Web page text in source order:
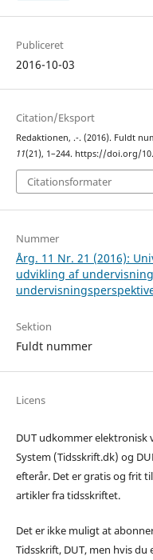
Publiceret
2016-10-03
Citation/Eksport
Redaktionen, .-. (2016). Fuldt
11(21), 1–244. https://doi.org/
Citationsformater
Nummer
Årg. 11 Nr. 21 (2016):
udvikling af
Sektion
Fuldt nummer
Licens
DUT udkommer elektronisk
System (Tidsskrift.dk) og
efterår. Det er gratis og frit
artikler fra tidsskriftet.
Det er ikke muligt at
Tidsskrift, DUT, men hvis du